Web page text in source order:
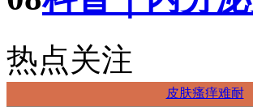
热点关注
皮肤瘙痒难耐